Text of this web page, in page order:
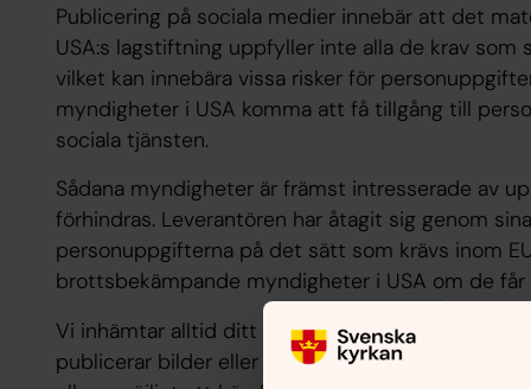
Publicering på sociala medier innebär att det
USA:s lagstiftning uppfyller inte alla de krav som
vilket kan innebära vissa risker för
myndigheter i USA komma att få tillgång till
sociala tjänsten.
Sådana myndigheter är främst intresserade av
förhindras. Leverantören har åtagit sig genom
personuppgifterna på det sätt som krävs inom
brottsbekämpande myndigheter i USA om de får
Vi inhämtar alltid ditt samtycke till överföring av
publicerar bilder eller andra personuppgifter om